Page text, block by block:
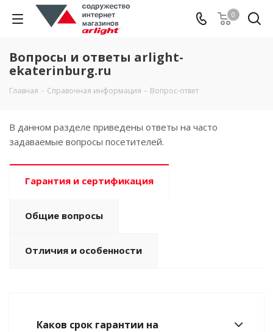
0
Вопросы и ответы arlight-
ekaterinburg.ru
Главная - Справочная информация - Вопрос-ответ
В данном разделе приведены ответы на часто
задаваемые вопросы посетителей.
Гарантия и сертификация
Общие вопросы
Отличия и особенности
Каков срок гарантии на